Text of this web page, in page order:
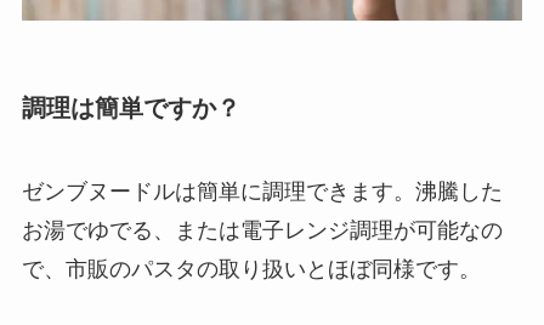
調理は簡単ですか？
ゼンブヌードルは簡単に調理できます。沸騰した
お湯でゆでる、または電子レンジ調理が可能なの
で、市販のパスタの取り扱いとほぼ同様です。